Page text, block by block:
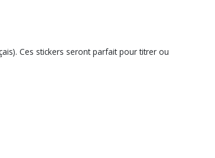
Ces stickers seront parfait pour titrer ou